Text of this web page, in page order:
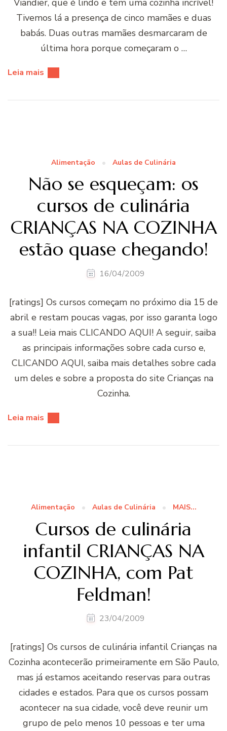
Viandier, que é lindo e tem uma cozinha incrível!
Tivemos lá a presença de cinco mamães e duas
babás. Duas outras mamães desmarcaram de
última hora porque começaram o …
Leia mais
Alimentação Aulas de Culinária
Não se esqueçam: os
cursos de culinária
CRIANÇAS NA COZINHA
estão quase chegando!
16/04/2009
[ratings] Os cursos começam no próximo dia 15 de
abril e restam poucas vagas, por isso garanta logo
a sua!! Leia mais CLICANDO AQUI! A seguir, saiba
as principais informações sobre cada curso e,
CLICANDO AQUI, saiba mais detalhes sobre cada
um deles e sobre a proposta do site Crianças na
Cozinha.
Leia mais
Alimentação Aulas de Culinária MAIS...
Cursos de culinária
infantil CRIANÇAS NA
COZINHA, com Pat
Feldman!
23/04/2009
[ratings] Os cursos de culinária infantil Crianças na
Cozinha acontecerão primeiramente em São Paulo,
mas já estamos aceitando reservas para outras
cidades e estados. Para que os cursos possam
acontecer na sua cidade, você deve reunir um
grupo de pelo menos 10 pessoas e ter uma